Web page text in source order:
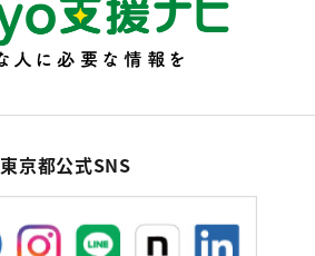
東京都公式SNS